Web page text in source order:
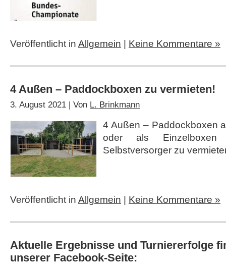
Veröffentlicht in Allgemein Keine Kommentare »
4 Außen – Paddockboxen zu vermieten!
3. August 2021 | Von L. Brinkmann
4 Außen – Paddockboxen
oder als
Selbstversorger zu
Veröffentlicht in Allgemein Keine Kommentare »
Aktuelle Ergebnisse und Turniererfolge
unserer Facebook-Seite: